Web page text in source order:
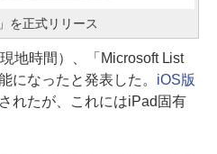
を正式リリース
地時間）、「Microsoft List
になったと発表した。 iOS版
されたが、これにはiPad固有